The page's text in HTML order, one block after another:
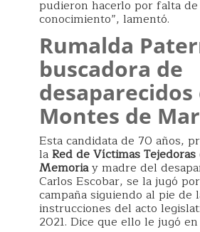
pudieron hacerlo por falta de
conocimiento”, lamentó.
Rumalda
buscadora de
desaparecidos
Montes de
Esta candidata de 70 años,
laRed de Víctimas Tejedoras
Memoriay madre del
Carlos Escobar, se la jugó
campaña siguiendo al pie de
instrucciones del acto
2021. Dice que ello le jugó